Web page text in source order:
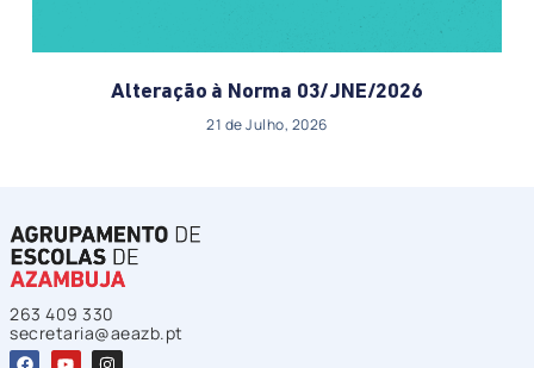
Alteração à Norma 03/JNE/2026
21 de Julho, 2026
263 409 330
secretaria@aeazb.pt